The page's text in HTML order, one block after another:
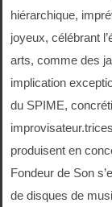
hiérarchique,
joyeux, célébrant
arts, comme des
implication
du SPIME,
produisent en
Fondeur de Son
de disques de